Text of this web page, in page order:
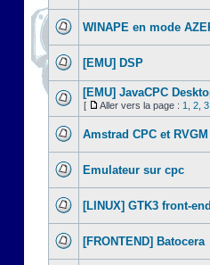
WINAPE en mode
[EMU] DSP
[EMU] JavaCPC
[ Aller vers la page : 1 2 3
Amstrad CPC et RVGM
Emulateur sur cpc
[LINUX] GTK3 front-
[FRONTEND] Batocera